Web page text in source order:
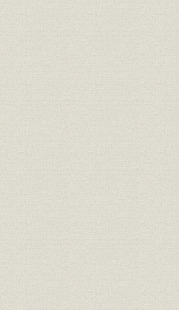
1973年時点での組織 1973年(昭
主な各ビルの名称ならびに配置
図
1974年(昭
店舗数・海外拠点数の推移
1970年(昭
(昭和59年
関連会社の業績 (1)委託会社 56期~58期
関連会社の業績 参考 委託4社の
業績
1983年(昭
関連会社の業績 (2)販売会社 56期~58期